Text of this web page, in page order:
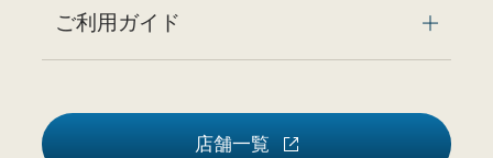
ご利用ガイド
店舗一覧